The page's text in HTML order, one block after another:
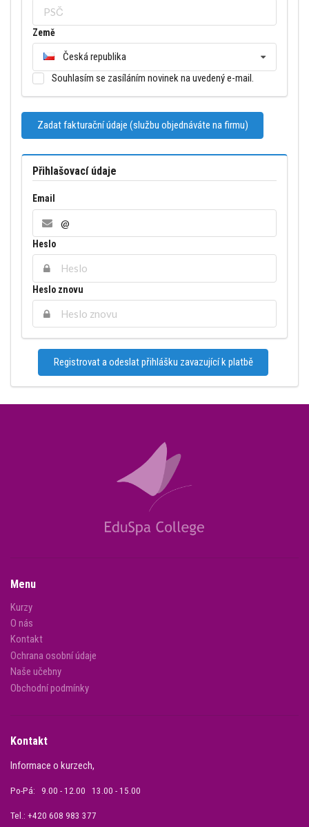
Země
Česká republika
Souhlasím se zasíláním novinek na uvedený e-mail.
Zadat fakturační údaje (službu objednáváte na firmu)
Přihlašovací údaje
Email
Heslo
Heslo znovu
Registrovat a odeslat přihlášku zavazující k platbě
Menu
Kurzy
O nás
Kontakt
Ochrana osobní údaje
Naše učebny
Obchodní podmínky
Kontakt
Informace o kurzech,
Po-Pá: 9.00 - 12.00 13.00 - 15.00
Tel.: +420 608 983 377